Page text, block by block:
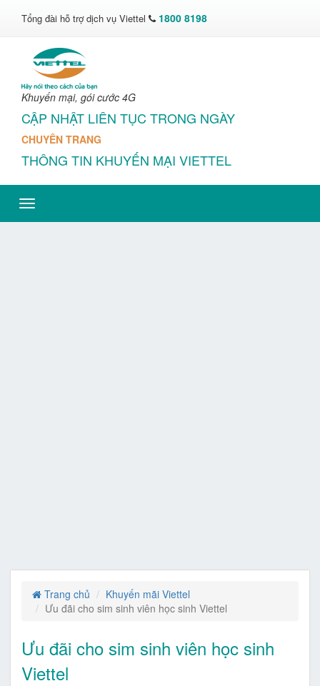
Tổng đài hỗ trợ dịch vụ Viettel 1800 8198
Khuyến mại, gói cước 4G
CẬP NHẬT LIÊN TỤC TRONG NGÀY
CHUYÊN TRANG
THÔNG TIN KHUYẾN MẠI VIETTEL
Toggle
navigation
Trang chủ
Khuyến mãi Viettel
Ưu đãi cho sim sinh viên học sinh Viettel
Ưu đãi cho sim sinh viên học sinh
Viettel